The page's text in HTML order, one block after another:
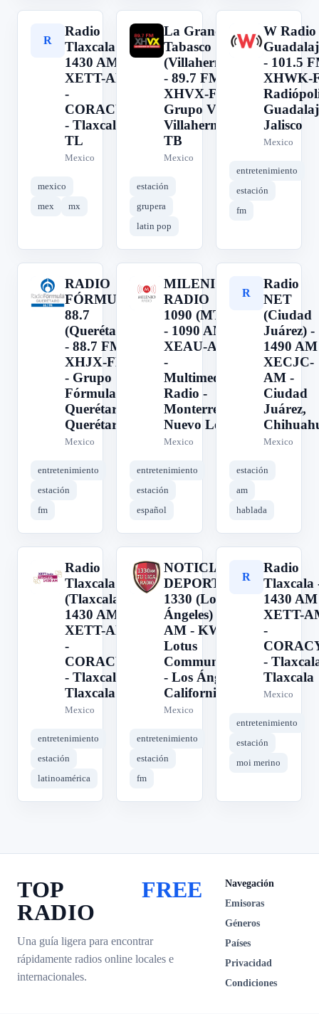
R
Radio
Tlaxcala -
1430 AM -
XETT-AM
-
CORACYT
- Tlaxcala,
TL
Mexico
mexico
mex
mx
L
La Grande de
Tabasco
(Villahermosa)
- 89.7 FM -
XHVX-FM -
Grupo VX -
Villahermosa,
TB
Mexico
estación
grupera
latin pop
W
W Radio
- 101.5
XHWK-
Jalisco
Mexico
entretenimiento
estación
fm
R
RADIO
FÓRMULA
88.7
(Querétaro)
- 88.7 FM -
XHJX-FM
- Grupo
Fórmula -
Querétaro,
Querétaro
Mexico
entretenimiento
estación
fm
M
MILENIO
RADIO
1090 (MTY)
- 1090 AM -
XEAU-AM
-
Multimedios
Radio -
Monterrey,
Nuevo León
Mexico
entretenimiento
estación
español
R
Radio
NET
(Ciudad
Juárez) -
1490
XECJC-
AM -
Ciudad
Juárez,
Mexico
estación
am
hablada
R
Radio
Tlaxcala
(Tlaxcala) -
1430 AM -
XETT-AM
-
CORACYT
- Tlaxcala,
Tlaxcala
Mexico
entretenimiento
estación
latinoamérica
N
NOTICIAS Y
DEPORTES
1330 (Los
Ángeles) - 1330
AM - KWKW -
Lotus
Communications
- Los Ángeles,
California, EUA
Mexico
entretenimiento
estación
fm
R
Radio
Tlaxcala
1430
XETT-
-
-
Tlaxcala
Mexico
entretenimiento
estación
moi merino
TOP
RADIO
FREE
Una guía ligera para encontrar
rápidamente radios online locales e
internacionales.
Navegación
Emisoras
Géneros
Países
Privacidad
Condiciones